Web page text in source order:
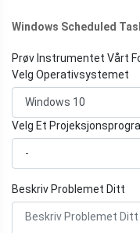
Windows Scheduled
Prøv Instrumentet Vårt
Velg Operativsystemet
Velg Et
Beskriv Problemet Ditt